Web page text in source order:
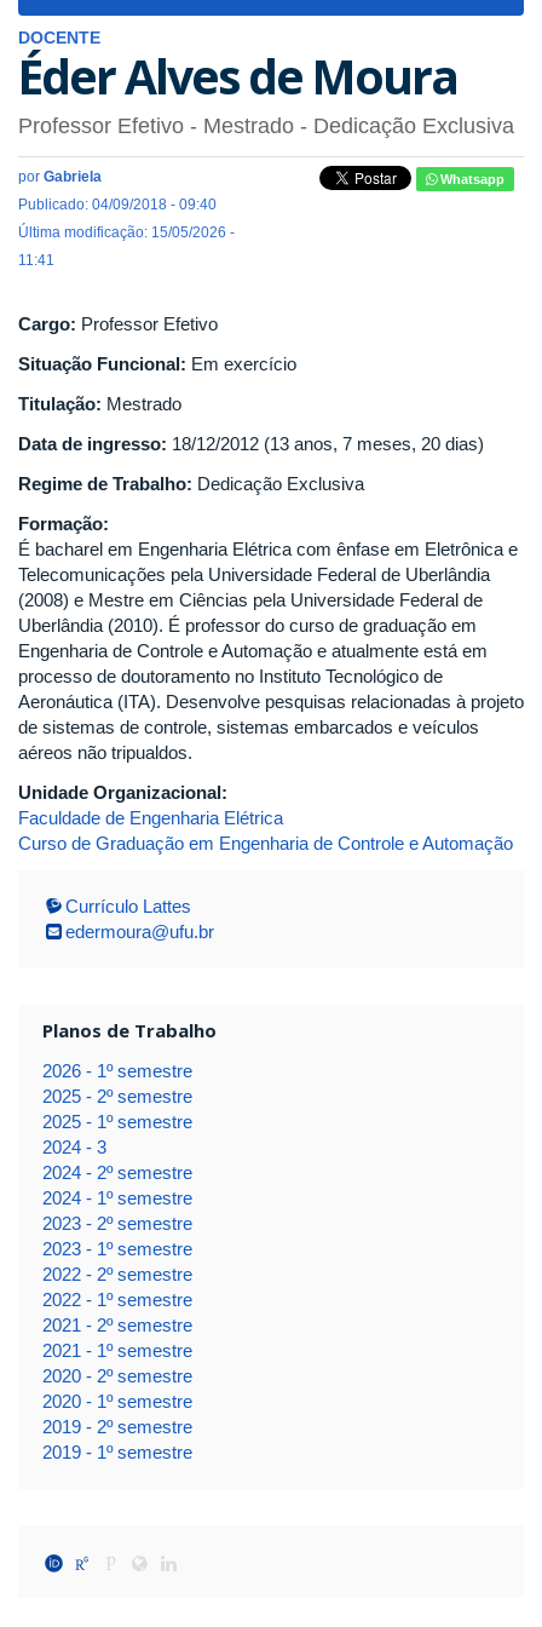
DOCENTE
Éder Alves de Moura
Professor Efetivo - Mestrado - Dedicação Exclusiva
por Gabriela
Publicado: 04/09/2018 - 09:40
Última modificação: 15/05/2026 -
11:41
Whatsapp
Cargo: Professor Efetivo
Situação Funcional: Em exercício
Titulação: Mestrado
Data de ingresso: 18/12/2012 (13 anos, 7 meses, 20 dias)
Regime de Trabalho: Dedicação Exclusiva
Formação:
É bacharel em Engenharia Elétrica com ênfase em Eletrônica e
Telecomunicações pela Universidade Federal de Uberlândia
(2008) e Mestre em Ciências pela Universidade Federal de
Uberlândia (2010). É professor do curso de graduação em
Engenharia de Controle e Automação e atualmente está em
processo de doutoramento no Instituto Tecnológico de
Aeronáutica (ITA). Desenvolve pesquisas relacionadas à projeto
de sistemas de controle, sistemas embarcados e veículos
aéreos não tripualdos.
Unidade Organizacional:
Faculdade de Engenharia Elétrica
Curso de Graduação em Engenharia de Controle e Automação
Currículo Lattes
edermoura@ufu.br
Planos de Trabalho
2026 - 1º semestre
2025 - 2º semestre
2025 - 1º semestre
2024 - 3
2024 - 2º semestre
2024 - 1º semestre
2023 - 2º semestre
2023 - 1º semestre
2022 - 2º semestre
2022 - 1º semestre
2021 - 2º semestre
2021 - 1º semestre
2020 - 2º semestre
2020 - 1º semestre
2019 - 2º semestre
2019 - 1º semestre